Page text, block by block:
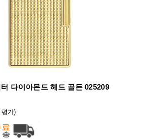
다이아몬드 헤드 골든 025209
평가)